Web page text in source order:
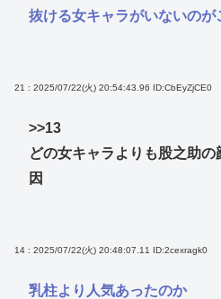
抜ける女キャラがいないのが
21 : 2025/07/22(火) 20:54:43.96 ID:CbEyZjCE0
>>13
どの女キャラよりも股之助
因
14 : 2025/07/22(火) 20:48:07.11 ID:2cexragk0
乳柱より人気あったのか